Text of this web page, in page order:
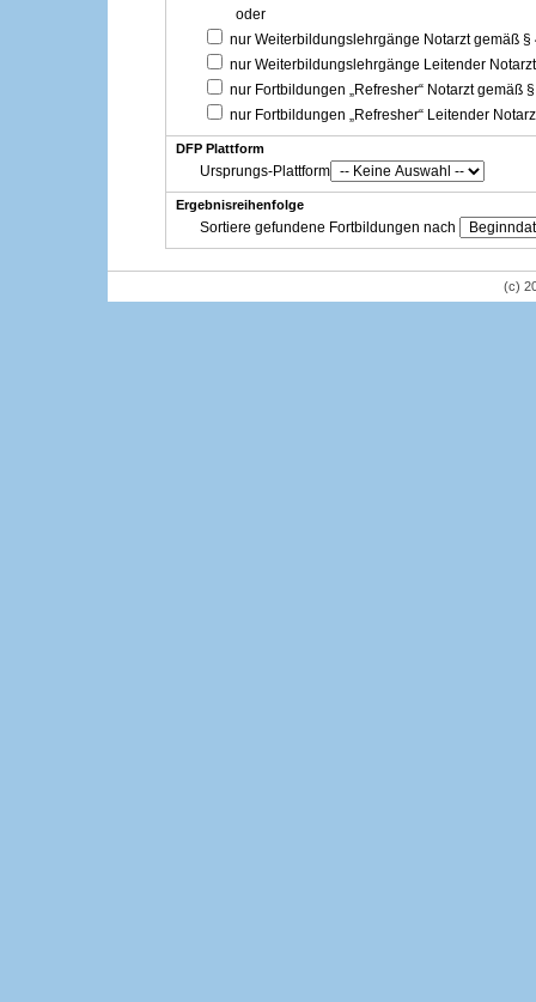
oder
nur Weiterbildungslehrgänge Notarzt gemäß §
nur Weiterbildungslehrgänge Leitender
nur Fortbildungen „Refresher“ Notarzt gemäß
nur Fortbildungen „Refresher“ Leitender
DFP Plattform
Ursprungs-Plattform
Ergebnisreihenfolge
Sortiere gefundene Fortbildungen nach
(c)